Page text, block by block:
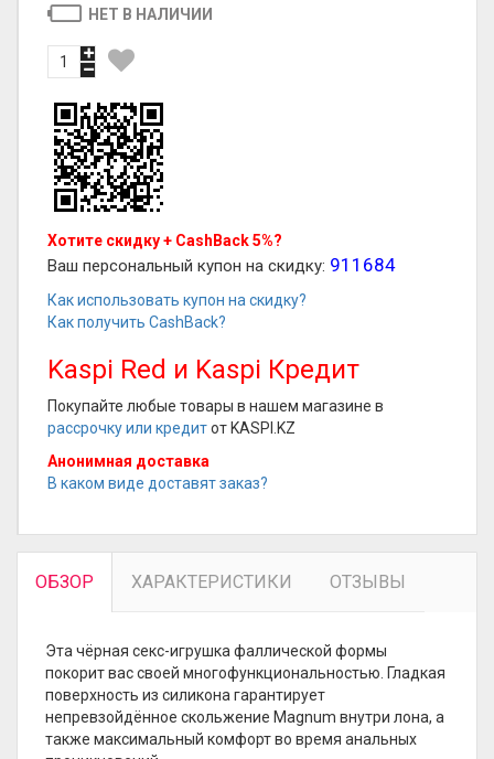
НЕТ В НАЛИЧИИ
Хотите скидку + CashBack 5%?
Ваш персональный купон на скидку: 911684
Как использовать купон на скидку?
Как получить CashBack?
Kaspi Red и Kaspi Кредит
Покупайте любые товары в нашем магазине в
рассрочку или кредитот KASPI.KZ
Анонимная доставка
В каком виде доставят заказ?
ОБЗОР ХАРАКТЕРИСТИКИ ОТЗЫВЫ
Эта чёрная секс-игрушка фаллической формы
покорит вас своей многофункциональностью. Гладкая
поверхность из силикона гарантирует
непревзойдённое скольжение Magnum внутри лона, а
также максимальный комфорт во время анальных